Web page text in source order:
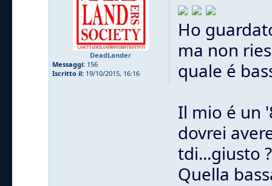
DeadLander
Messaggi: 156
Iscritto il: 19/10/2015, 16:16
Ho
ma non
quale é
Il mio é un
dovrei
tdi...giusto ?
Quella